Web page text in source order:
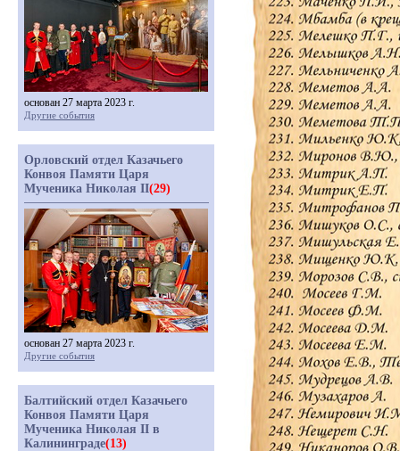
основан 27 марта 2023 г.
Другие события
Орловский отдел Казачьего
Конвоя Памяти Царя
Мученика Николая II(29)
основан 27 марта 2023 г.
Другие события
Балтийский отдел Казачьего
Конвоя Памяти Царя
Мученика Николая II в
Калининграде(13)